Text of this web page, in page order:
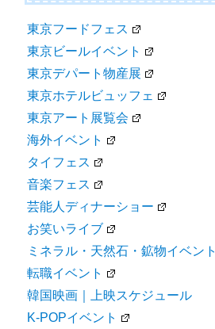
東京フードフェス
東京ビールイベント
東京デパート物産展
東京ホテルビュッフェ
東京アート展覧会
海外イベント
タイフェス
音楽フェス
芸能人ディナーショー
お笑いライブ
ミネラル・天然石・鉱物イベント
転職イベント
韓国映画｜上映スケジュール
K-POPイベント